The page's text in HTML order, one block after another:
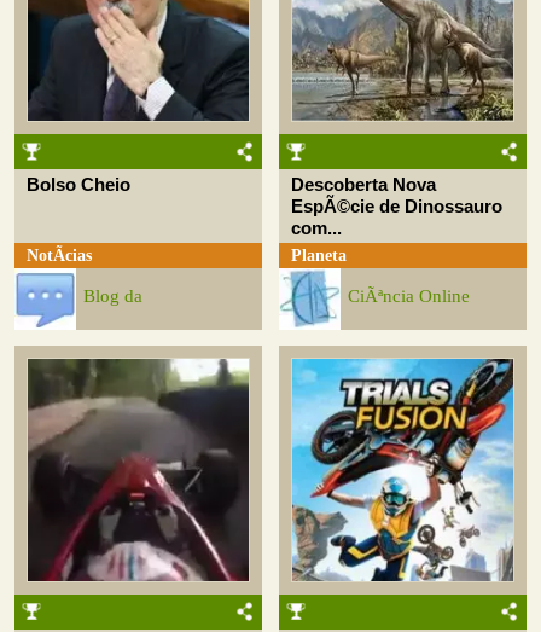
Bolso Cheio
NotÃ­cias
Blog da
Descoberta Nova
EspÃ©cie de Dinossauro
com...
Planeta
CiÃªncia Online